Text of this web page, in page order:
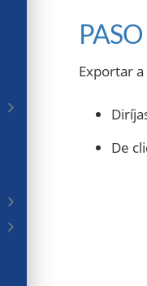
Exportar
De